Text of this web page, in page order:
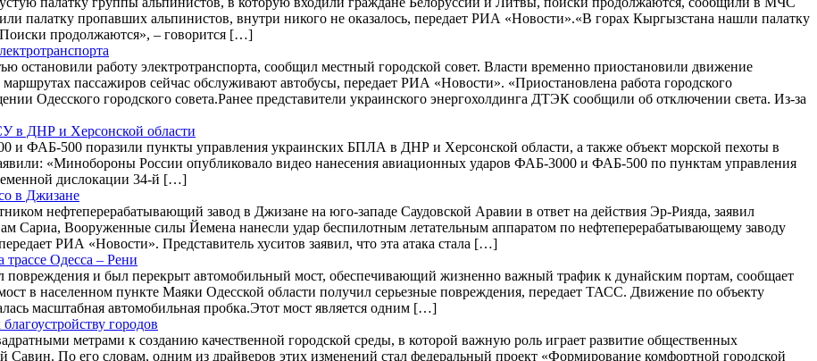
палатку пропавших альпинистов, внутри никого не оказалось, передает РИА «Новости».«В горах Кыргызстана нашли палатку
продолжаются», – говорится […]
остановили работу электротранспорта, сообщил местный городской совет. Власти временно приостановили движение
пассажиров сейчас обслуживают автобусы, передает РИА «Новости». «Приостановлена работа городского
Одесского городского совета.Ранее представители украинского энергохолдинга ДТЭК сообщили об отключении света. Из-за
в ДНР и Херсонской области
ФАБ-500 поразили пункты управления украинских БПЛА в ДНР и Херсонской области, а также объект морской пехоты в
«Минобороны России опубликовало видео нанесения авиационных ударов ФАБ-3000 и ФАБ-500 по пунктам управления
дислокации 34-й […]
в Джизане
нефтеперерабатывающий завод в Джизане на юго-западе Саудовской Аравии в ответ на действия Эр-Рияда, заявил
Сариа, Вооруженные силы Йемена нанесли удар беспилотным летательным аппаратом по нефтеперерабатывающему заводу
РИА «Новости». Представитель хуситов заявил, что эта атака стала […]
Одесса – Рени
повреждения и был перекрыт автомобильный мост, обеспечивающий жизненно важный трафик к дунайским портам, сообщает
в населенном пункте Маяки Одесской области получил серьезные повреждения, передает ТАСС. Движение по объекту
масштабная автомобильная пробка.Этот мост является одним […]
городов
метрами к созданию качественной городской среды, в которой важную роль играет развитие общественных
Савин. По его словам, одним из драйверов этих изменений стал федеральный проект «Формирование комфортной городской